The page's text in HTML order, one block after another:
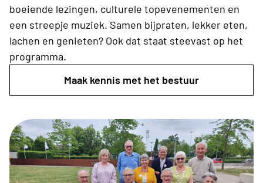
boeiende lezingen, culturele topevenementen en
een streepje muziek. Samen bijpraten, lekker eten,
lachen en genieten? Ook dat staat steevast op het
programma.
Maak kennis met het bestuur